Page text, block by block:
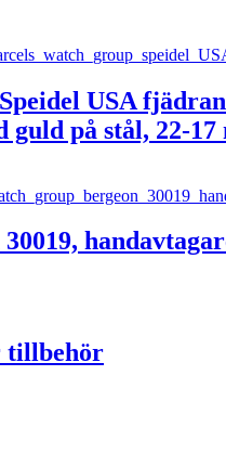
USA
guld på stål, 22-17
tillbehör